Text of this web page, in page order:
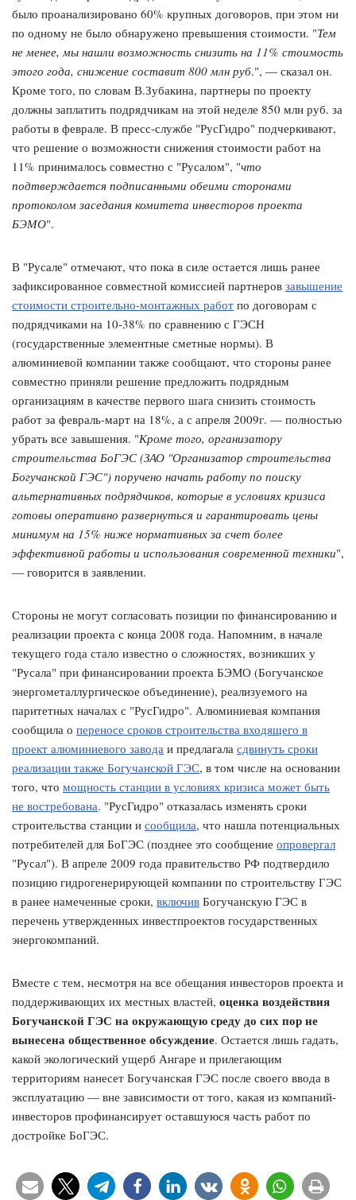
было проанализировано 60% крупных договоров, при этом ни
по одному не было обнаружено превышения стоимости. "Тем
не менее, мы нашли возможность снизить на 11% стоимость
этого года, снижение составит 800 млн руб.", — сказал он.
Кроме того, по словам В.Зубакина, партнеры по проекту
должны заплатить подрядчикам на этой неделе 850 млн руб. за
работы в феврале. В пресс-службе "РусГидро" подчеркивают,
что решение о возможности снижения стоимости работ на
11% принималось совместно с "Русалом", "что
подтверждается подписанными обеими сторонами
протоколом заседания комитета инвесторов проекта
БЭМО".
В "Русале" отмечают, что пока в силе остается лишь ранее
зафиксированное совместной комиссией партнеров завышение
стоимости строительно-монтажных работ по договорам с
подрядчиками на 10-38% по сравнению с ГЭСН
(государственные элементные сметные нормы). В
алюминиевой компании также сообщают, что стороны ранее
совместно приняли решение предложить подрядным
организациям в качестве первого шага снизить стоимость
работ за февраль-март на 18%, а с апреля 2009г. — полностью
убрать все завышения. "Кроме того, организатору
строительства БоГЭС (ЗАО "Организатор строительства
Богучанской ГЭС") поручено начать работу по поиску
альтернативных подрядчиков, которые в условиях кризиса
готовы оперативно развернуться и гарантировать цены
минимум на 15% ниже нормативных за счет более
эффективной работы и использования современной техники",
— говорится в заявлении.
Стороны не могут согласовать позиции по финансированию и
реализации проекта с конца 2008 года. Напомним, в начале
текущего года стало известно о сложностях, возникших у
"Русала" при финансировании проекта БЭМО (Богучанское
энергометаллургическое объединение), реализуемого на
паритетных началах с "РусГидро". Алюминиевая компания
сообщила о переносе сроков строительства входящего в
проект алюминиевого завода и предлагала сдвинуть сроки
реализации также Богучанской ГЭС, в том числе на основании
того, что мощность станции в условиях кризиса может быть
не востребована. "РусГидро" отказалась изменять сроки
строительства станции и сообщила, что нашла потенциальных
потребителей для БоГЭС (позднее это сообщение опровергал
"Русал"). В апреле 2009 года правительство РФ подтвердило
позицию гидрогенерирующей компании по строительству ГЭС
в ранее намеченные сроки, включив Богучанскую ГЭС в
перечень утвержденных инвестпроектов государственных
энергокомпаний.
Вместе с тем, несмотря на все обещания инвесторов проекта и
поддерживающих их местных властей, оценка воздействия
Богучанской ГЭС на окружающую среду до сих пор не
вынесена общественное обсуждение. Остается лишь гадать,
какой экологический ущерб Ангаре и прилегающим
территориям нанесет Богучанская ГЭС после своего ввода в
эксплуатацию — вне зависимости от того, какая из компаний-
инвесторов профинансирует оставшуюся часть работ по
достройке БоГЭС.